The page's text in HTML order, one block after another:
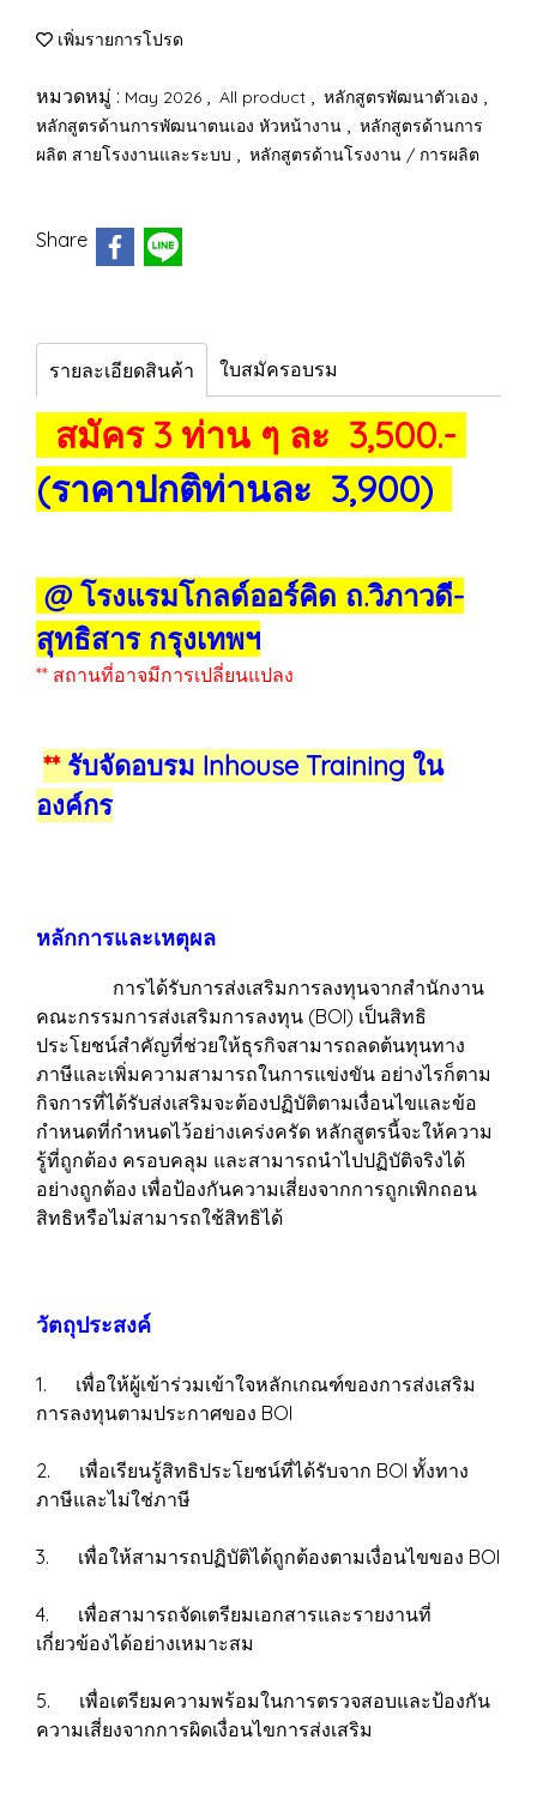
เพิ่มรายการโปรด
หมวดหมู่ : May 2026 , All product , หลักสูตรพัฒนาตัวเอง ,
หลักสูตรด้านการพัฒนาตนเอง หัวหน้างาน , หลักสูตรด้านการ
ผลิต สายโรงงานและระบบ , หลักสูตรด้านโรงงาน / การผลิต
Share
รายละเอียดสินค้า ใบสมัครอบรม
สมัคร 3 ท่าน ๆ ละ 3,500.-
(ราคาปกติท่านละ 3,900)
@ โรงแรมโกลด์ออร์คิด ถ.วิภาวดี-
สุทธิสาร กรุงเทพฯ
** สถานที่อาจมีการเปลี่ยนแปลง
**รับจัดอบรม Inhouse Training ใน
องค์กร
หลักการและเหตุผล
การได้รับการส่งเสริมการลงทุนจากสำนักงาน
คณะกรรมการส่งเสริมการลงทุน (BOI) เป็นสิทธิ
ประโยชน์สำคัญที่ช่วยให้ธุรกิจสามารถลดต้นทุนทาง
ภาษีและเพิ่มความสามารถในการแข่งขัน อย่างไรก็ตาม
กิจการที่ได้รับส่งเสริมจะต้องปฏิบัติตามเงื่อนไขและข้อ
กำหนดที่กำหนดไว้อย่างเคร่งครัด หลักสูตรนี้จะให้ความ
รู้ที่ถูกต้อง ครอบคลุม และสามารถนำไปปฏิบัติจริงได้
อย่างถูกต้อง เพื่อป้องกันความเสี่ยงจากการถูกเพิกถอน
สิทธิหรือไม่สามารถใช้สิทธิได้
วัตถุประสงค์
1. เพื่อให้ผู้เข้าร่วมเข้าใจหลักเกณฑ์ของการส่งเสริม
การลงทุนตามประกาศของ BOI
2. เพื่อเรียนรู้สิทธิประโยชน์ที่ได้รับจาก BOI ทั้งทาง
ภาษีและไม่ใช่ภาษี
3. เพื่อให้สามารถปฏิบัติได้ถูกต้องตามเงื่อนไขของ BOI
4. เพื่อสามารถจัดเตรียมเอกสารและรายงานที่
เกี่ยวข้องได้อย่างเหมาะสม
5. เพื่อเตรียมความพร้อมในการตรวจสอบและป้องกัน
ความเสี่ยงจากการผิดเงื่อนไขการส่งเสริม